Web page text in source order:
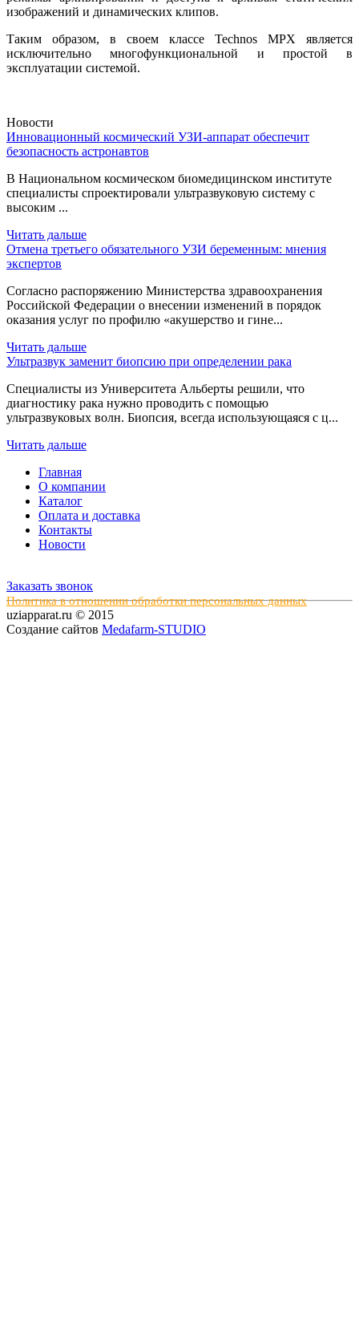
изображений и динамических клипов.
Таким образом, в своем классе Technos MPХ является
исключительно многофункциональной и простой в
эксплуатации системой.
Новости
Инновационный космический УЗИ-аппарат обеспечит
безопасность астронавтов
В Национальном космическом биомедицинском институте
специалисты спроектировали ультразвуковую систему с
высоким ...
Читать дальше
Отмена третьего обязательного УЗИ беременным: мнения
экспертов
Согласно распоряжению Министерства здравоохранения
Российской Федерации о внесении изменений в порядок
оказания услуг по профилю «акушерство и гине...
Читать дальше
Ультразвук заменит биопсию при определении рака
Специалисты из Университета Альберты решили, что
диагностику рака нужно проводить с помощью
ультразвуковых волн. Биопсия, всегда использующаяся с ц...
Читать дальше
Главная
О компании
Каталог
Оплата и доставка
Контакты
Новости
Заказать звонок
Политика в отношении обработки персональных данных
uziapparat.ru © 2015
Создание сайтов Medafarm-STUDIO